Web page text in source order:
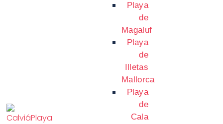
Playa
de
Magaluf
Playa
de
Illetas
Mallorca
Playa
de
Cala